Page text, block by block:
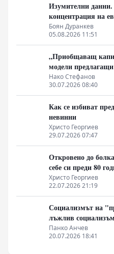
Изумителни
концентрация на
на най-богатия
Боян Дуранкев
05.08.2026 11:51
„Приобщаващ
модели
неолиберализма
Нако Стефанов
30.07.2026 08:40
Как се избиват
невинни
Христо Георгиев
29.07.2026 07:47
Откровено до
себе си преди 80
Христо Георгиев
22.07.2026 21:19
Социализмът на
лъжлив социализъм
Панко Анчев
20.07.2026 18:41